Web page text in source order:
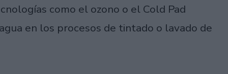
como el ozono o el Cold Pad
en los procesos de tintado o lavado de